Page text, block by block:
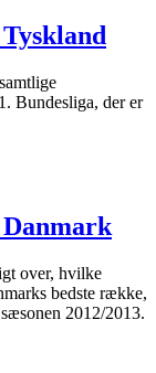
Bundesliga, der er
Danmark
over, hvilke
bedste række,
2012/2013.